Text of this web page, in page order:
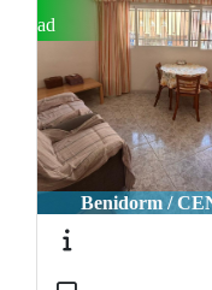
Benidorm /
ad